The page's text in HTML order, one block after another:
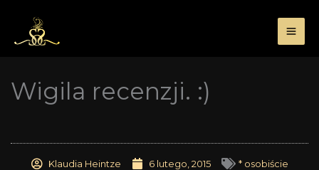
treści
Wigila recenzji. :)
Klaudia Heintze 6 lutego, 2015
* osobiście